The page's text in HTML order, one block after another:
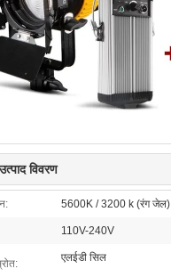
विवरण
5600K / 3200 k (रंग जेल)
110V-240V
एलईडी सिल